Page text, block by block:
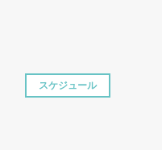
スケジュール